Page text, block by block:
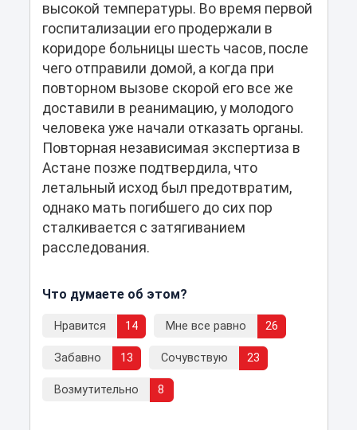
высокой температуры. Во время первой
госпитализации его продержали в
коридоре больницы шесть часов, после
чего отправили домой, а когда при
повторном вызове скорой его все же
доставили в реанимацию, у молодого
человека уже начали отказать органы.
Повторная независимая экспертиза в
Астане позже подтвердила, что
летальный исход был предотвратим,
однако мать погибшего до сих пор
сталкивается с затягиванием
расследования.
Что думаете об этом?
Нравится 14 Мне все равно 26
Забавно 13 Сочувствую 23
Возмутительно 8